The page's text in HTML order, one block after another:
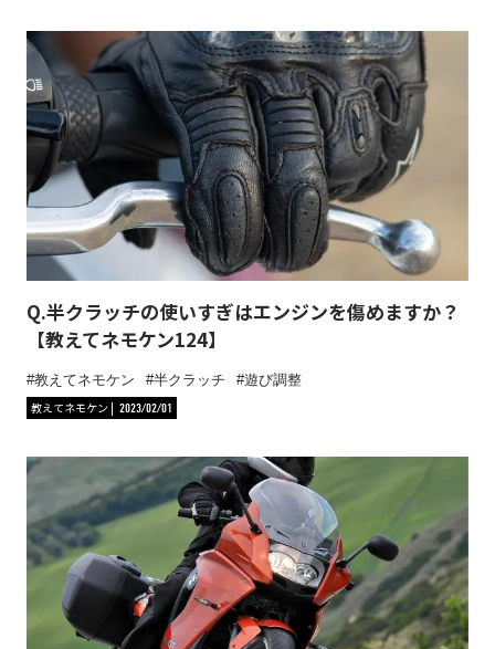
Q.半クラッチの使いすぎはエンジンを傷めますか？
【教えてネモケン124】
教えてネモケン 半クラッチ
遊び調整
教えてネモケン
2023/02/01